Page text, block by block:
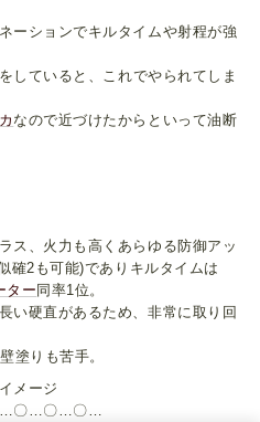
ーションでキルタイムや射程が強
していると、これでやられてしま
なので近づけたからといって油断
ス、火力も高くあらゆる防御アッ
確2も可能)でありキルタイムは
ター同率1位。
い硬直があるため、非常に取り回
塗りも苦手。
メージ
…〇…〇…